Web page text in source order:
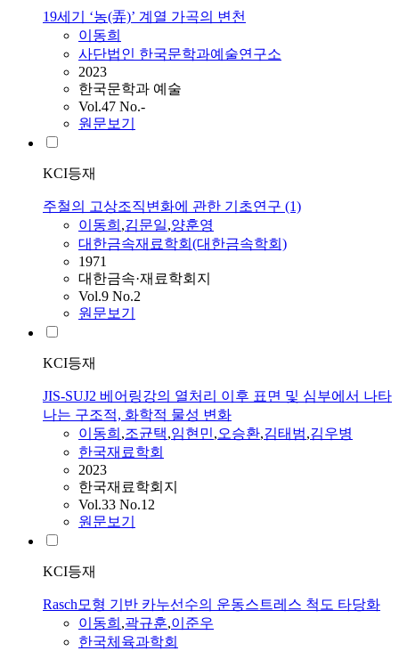
19세기 ‘농(弄)’ 계열 가곡의 변천
이동희
사단법인 한국문학과예술연구소
2023
한국문학과 예술
Vol.47 No.-
원문보기
KCI등재
주철의 고상조직변화에 관한 기초연구 (1)
이동희 ,김문일,양훈영
대한금속재료학회(대한금속학회)
1971
대한금속·재료학회지
Vol.9 No.2
원문보기
KCI등재
JIS-SUJ2 베어링강의 열처리 이후 표면 및 심부에서 나타
나는 구조적, 화학적 물성 변화
이동희 ,조균택,임현민,오승환,김태범,김우병
한국재료학회
2023
한국재료학회지
Vol.33 No.12
원문보기
KCI등재
Rasch모형 기반 카누선수의 운동스트레스 척도 타당화
이동희 ,곽규훈,이준우
한국체육과학회